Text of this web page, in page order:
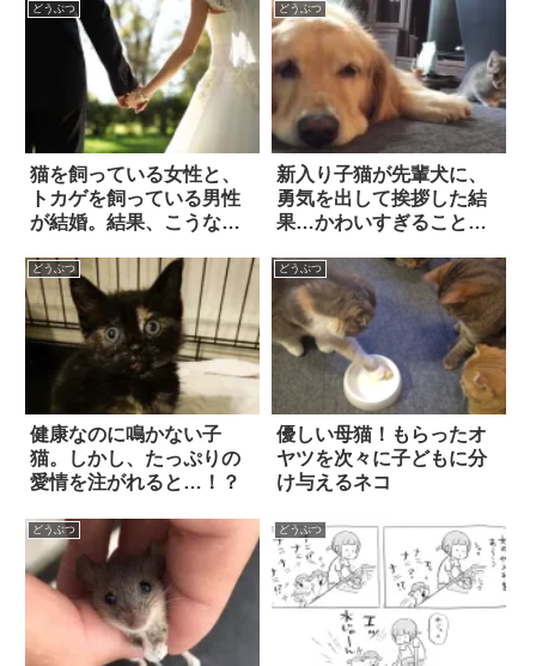
どうぶつ
猫を飼っている女性と、
トカゲを飼っている男性
が結婚。結果、こうなっ
どうぶつ
新入り子猫が先輩犬に、
勇気を出して挨拶した結
果…かわいすぎること
どうぶつ
健康なのに鳴かない子
猫。しかし、たっぷりの
愛情を注がれると…！？
どうぶつ
優しい母猫！もらったオ
ヤツを次々に子どもに分
け与えるネコ
どうぶつ どうぶつ